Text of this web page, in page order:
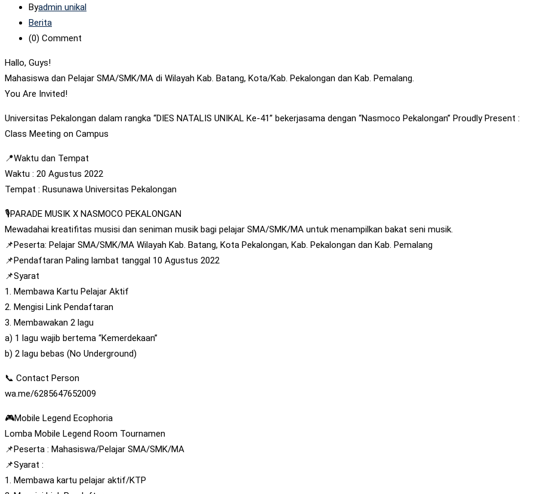
Byadmin unikal
Berita
(0) Comment
Hallo, Guys!
Mahasiswa dan Pelajar SMA/SMK/MA di Wilayah Kab. Batang, Kota/Kab. Pekalongan dan Kab. Pemalang.
You Are Invited!
Universitas Pekalongan dalam rangka “DIES NATALIS UNIKAL Ke-41” bekerjasama dengan “Nasmoco Pekalongan” Proudly Present :
Class Meeting on Campus
📍Waktu dan Tempat
Waktu : 20 Agustus 2022
Tempat : Rusunawa Universitas Pekalongan
🎙️PARADE MUSIK X NASMOCO PEKALONGAN
Mewadahai kreatifitas musisi dan seniman musik bagi pelajar SMA/SMK/MA untuk menampilkan bakat seni musik.
📌Peserta: Pelajar SMA/SMK/MA Wilayah Kab. Batang, Kota Pekalongan, Kab. Pekalongan dan Kab. Pemalang
📌Pendaftaran Paling lambat tanggal 10 Agustus 2022
📌Syarat
1. Membawa Kartu Pelajar Aktif
2. Mengisi Link Pendaftaran
3. Membawakan 2 lagu
a) 1 lagu wajib bertema “Kemerdekaan”
b) 2 lagu bebas (No Underground)
📞 Contact Person
wa.me/6285647652009
🎮Mobile Legend Ecophoria
Lomba Mobile Legend Room Tournamen
📌Peserta : Mahasiswa/Pelajar SMA/SMK/MA
📌Syarat :
1. Membawa kartu pelajar aktif/KTP